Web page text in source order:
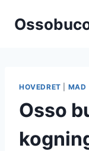
HOVEDRET MAD
Osso